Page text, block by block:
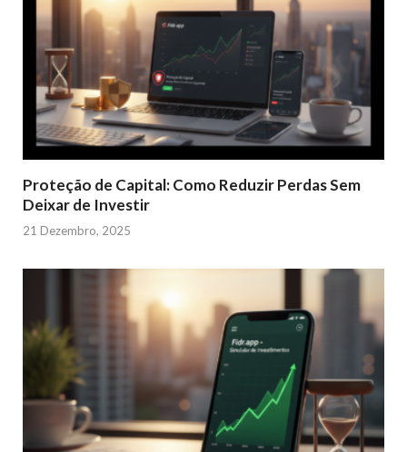
Proteção de Capital: Como Reduzir Perdas Sem
Deixar de Investir
21 Dezembro, 2025